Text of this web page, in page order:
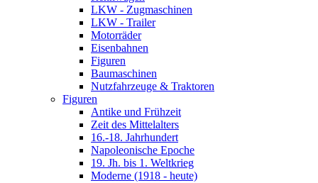
LKW - Zugmaschinen
LKW - Trailer
Motorräder
Eisenbahnen
Figuren
Baumaschinen
Nutzfahrzeuge & Traktoren
Figuren
Antike und Frühzeit
Zeit des Mittelalters
16.-18. Jahrhundert
Napoleonische Epoche
19. Jh. bis 1. Weltkrieg
Moderne (1918 - heute)